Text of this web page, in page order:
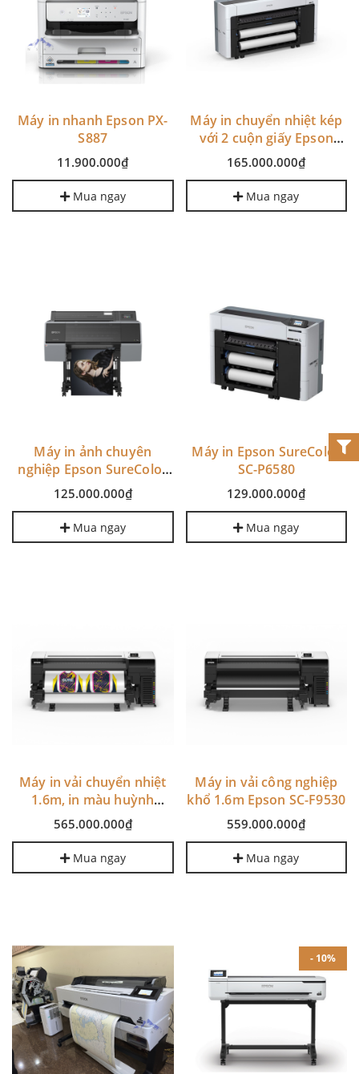
Máy in nhanh Epson PX-
S887
11.900.000₫
Mua ngay
Máy in chuyển nhiệt kép
với 2 cuộn giấy Epson
P8570D
165.000.000₫
Mua ngay
Máy in ảnh chuyên
nghiệp Epson SureColor
P7580
125.000.000₫
Mua ngay
Máy in Epson SureColor
SC-P6580
129.000.000₫
Mua ngay
Máy in vải chuyển nhiệt
1.6m, in màu huỳnh
quang Epson F9530H
565.000.000₫
Mua ngay
Máy in vải công nghiệp
khổ 1.6m Epson SC-F9530
559.000.000₫
Mua ngay
- 10%